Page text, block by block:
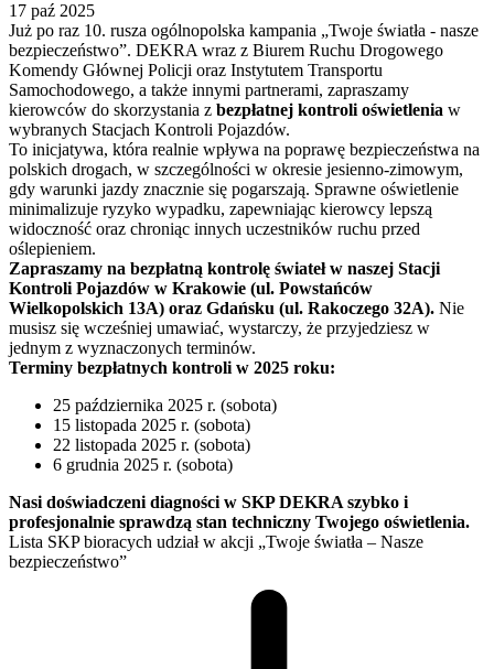
17 paź 2025
Już po raz 10. rusza ogólnopolska kampania „Twoje światła - nasze
bezpieczeństwo”. DEKRA wraz z Biurem Ruchu Drogowego
Komendy Głównej Policji oraz Instytutem Transportu
Samochodowego, a także innymi partnerami, zapraszamy
kierowców do skorzystania z bezpłatnej kontroli oświetlenia w
wybranych Stacjach Kontroli Pojazdów.
To inicjatywa, która realnie wpływa na poprawę bezpieczeństwa na
polskich drogach, w szczególności w okresie jesienno-zimowym,
gdy warunki jazdy znacznie się pogarszają. Sprawne oświetlenie
minimalizuje ryzyko wypadku, zapewniając kierowcy lepszą
widoczność oraz chroniąc innych uczestników ruchu przed
oślepieniem.
Zapraszamy na bezpłatną kontrolę świateł w naszej Stacji
Kontroli Pojazdów w Krakowie (ul. Powstańców
Wielkopolskich 13A) oraz Gdańsku (ul. Rakoczego 32A). Nie
musisz się wcześniej umawiać, wystarczy, że przyjedziesz w
jednym z wyznaczonych terminów.
Terminy bezpłatnych kontroli w 2025 roku:
25 października 2025 r. (sobota)
15 listopada 2025 r. (sobota)
22 listopada 2025 r. (sobota)
6 grudnia 2025 r. (sobota)
Nasi doświadczeni diagności w SKP DEKRA szybko i
profesjonalnie sprawdzą stan techniczny Twojego oświetlenia.
Lista SKP bioracych udział w akcji „Twoje światła – Nasze
bezpieczeństwo”